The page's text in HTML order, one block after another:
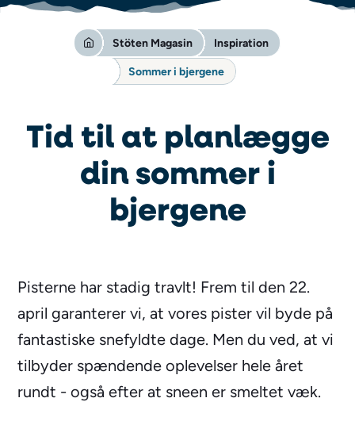
Stöten Magasin Inspiration
Sommer i bjergene
Tid til at planlægge
din sommer i
bjergene
Pisterne har stadig travlt! Frem til den 22.
april garanterer vi, at vores pister vil byde på
fantastiske snefyldte dage. Men du ved, at vi
tilbyder spændende oplevelser hele året
rundt - også efter at sneen er smeltet væk.